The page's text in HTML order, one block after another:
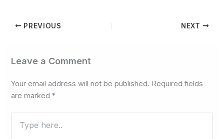
PREVIOUS NEXT
Leave a Comment
Your email address will not be published. Required fields
are marked*
here..